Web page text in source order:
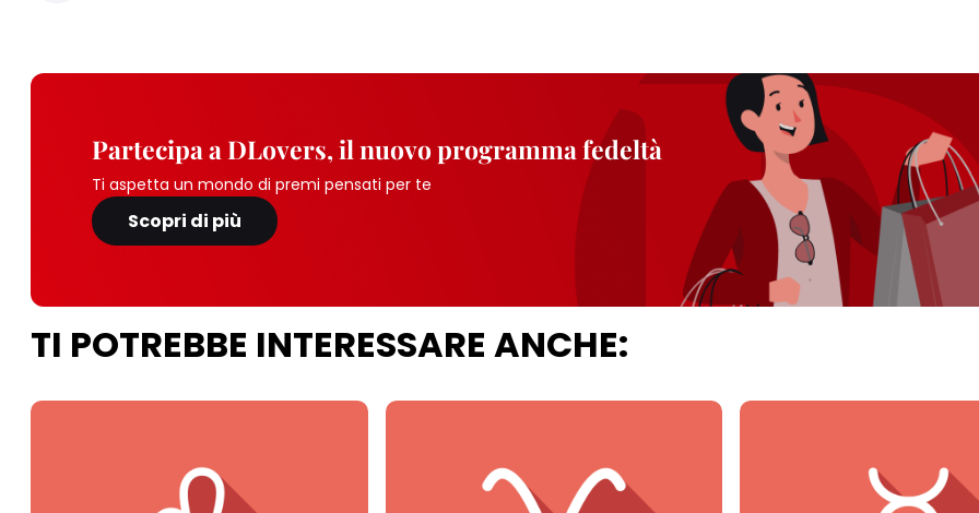
Partecipa a DLovers, il nuovo programma fedeltà
Ti aspetta un mondo di premi pensati per te
Scopri di più
TI POTREBBE INTERESSARE ANCHE: